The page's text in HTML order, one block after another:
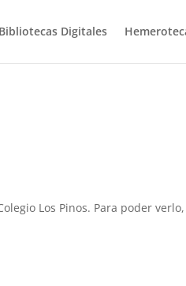
Bibliotecas Digitales
Los Pinos. Para poder